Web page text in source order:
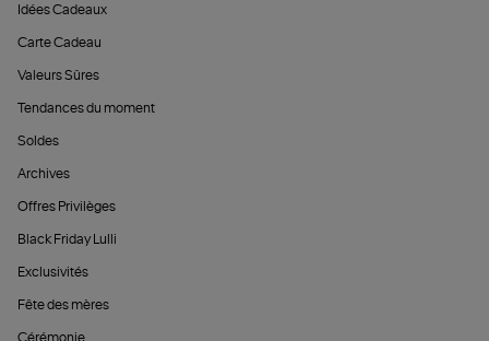
Idées Cadeaux
Carte Cadeau
Valeurs Sûres
Tendances du moment
Soldes
Archives
Offres Privilèges
Black Friday Lulli
Exclusivités
Fête des mères
Cérémonie